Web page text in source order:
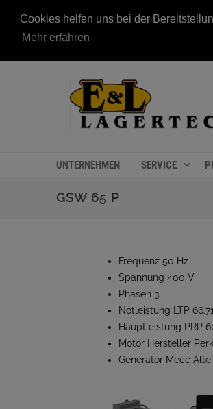
Cookies helfen uns bei der
Mehr erfahren
UNTERNEHMEN SERVICE
GSW 65 P
Frequenz 50 Hz
Spannung 400 V
Phasen 3
Notleistung LTP
Hauptleistung PRP
Motor Hersteller
Generator Mecc Alte